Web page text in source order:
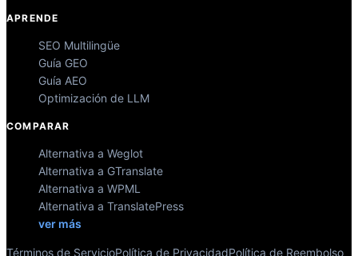
APRENDE
SEO Multilingüe
Guía GEO
Guía AEO
Optimización de LLM
COMPARAR
Alternativa a Weglot
Alternativa a GTranslate
Alternativa a WPML
Alternativa a TranslatePress
ver más
Términos de ServicioPolítica de PrivacidadPolítica de Reembolso